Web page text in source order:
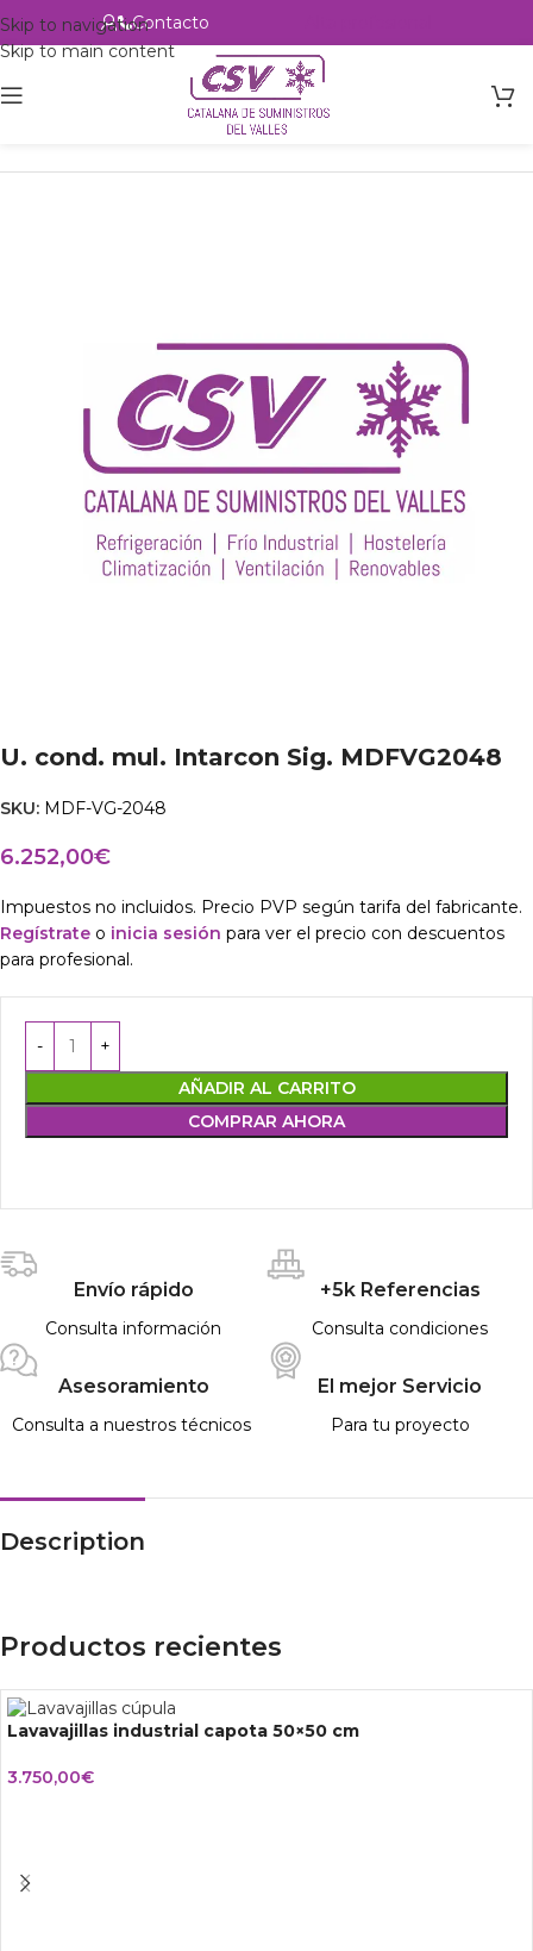
Skip to navigation
Skip to main content
Contacto
csvalles
U. cond. mul. Intarcon Sig. MDFVG2048
SKU: MDF-VG-2048
6.252,00€
Impuestos no incluidos. Precio PVP según tarifa del fabricante.
Regístrate o inicia sesión para ver el precio con descuentos
para profesional.
AÑADIR AL CARRITO
COMPRAR AHORA
Envío rápido
Consulta información
+5k Referencias
Consulta condiciones
Asesoramiento
Consulta a nuestros técnicos
El mejor Servicio
Para tu proyecto
Description
Productos recientes
Lavavajillas industrial capota 50×50 cm
3.750,00€